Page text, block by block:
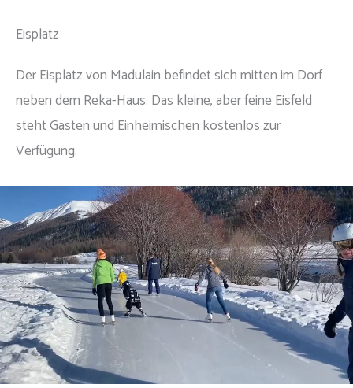
Eisplatz
Der Eisplatz von Madulain befindet sich mitten im Dorf
neben dem Reka-Haus. Das kleine, aber feine Eisfeld
steht Gästen und Einheimischen kostenlos zur
Verfügung.